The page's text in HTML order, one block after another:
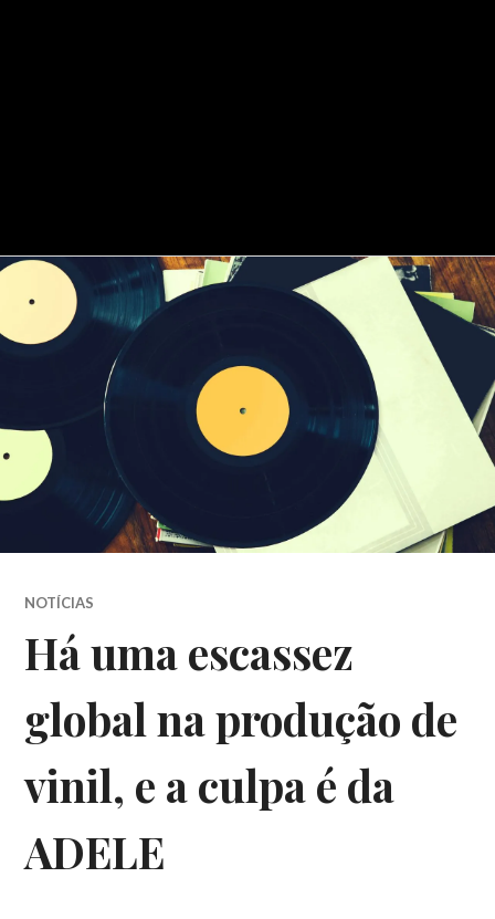
NOTÍCIAS
Há uma escassez
global na produção de
vinil, e a culpa é da
ADELE